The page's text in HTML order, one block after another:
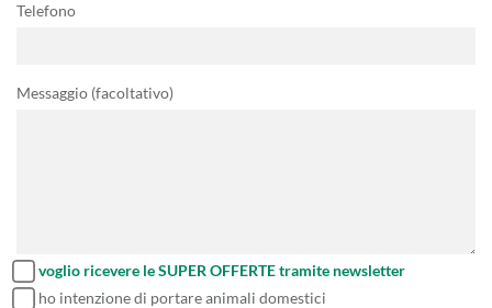
Telefono
Messaggio (facoltativo)
voglio ricevere le SUPER OFFERTE tramite newsletter
ho intenzione di portare animali domestici